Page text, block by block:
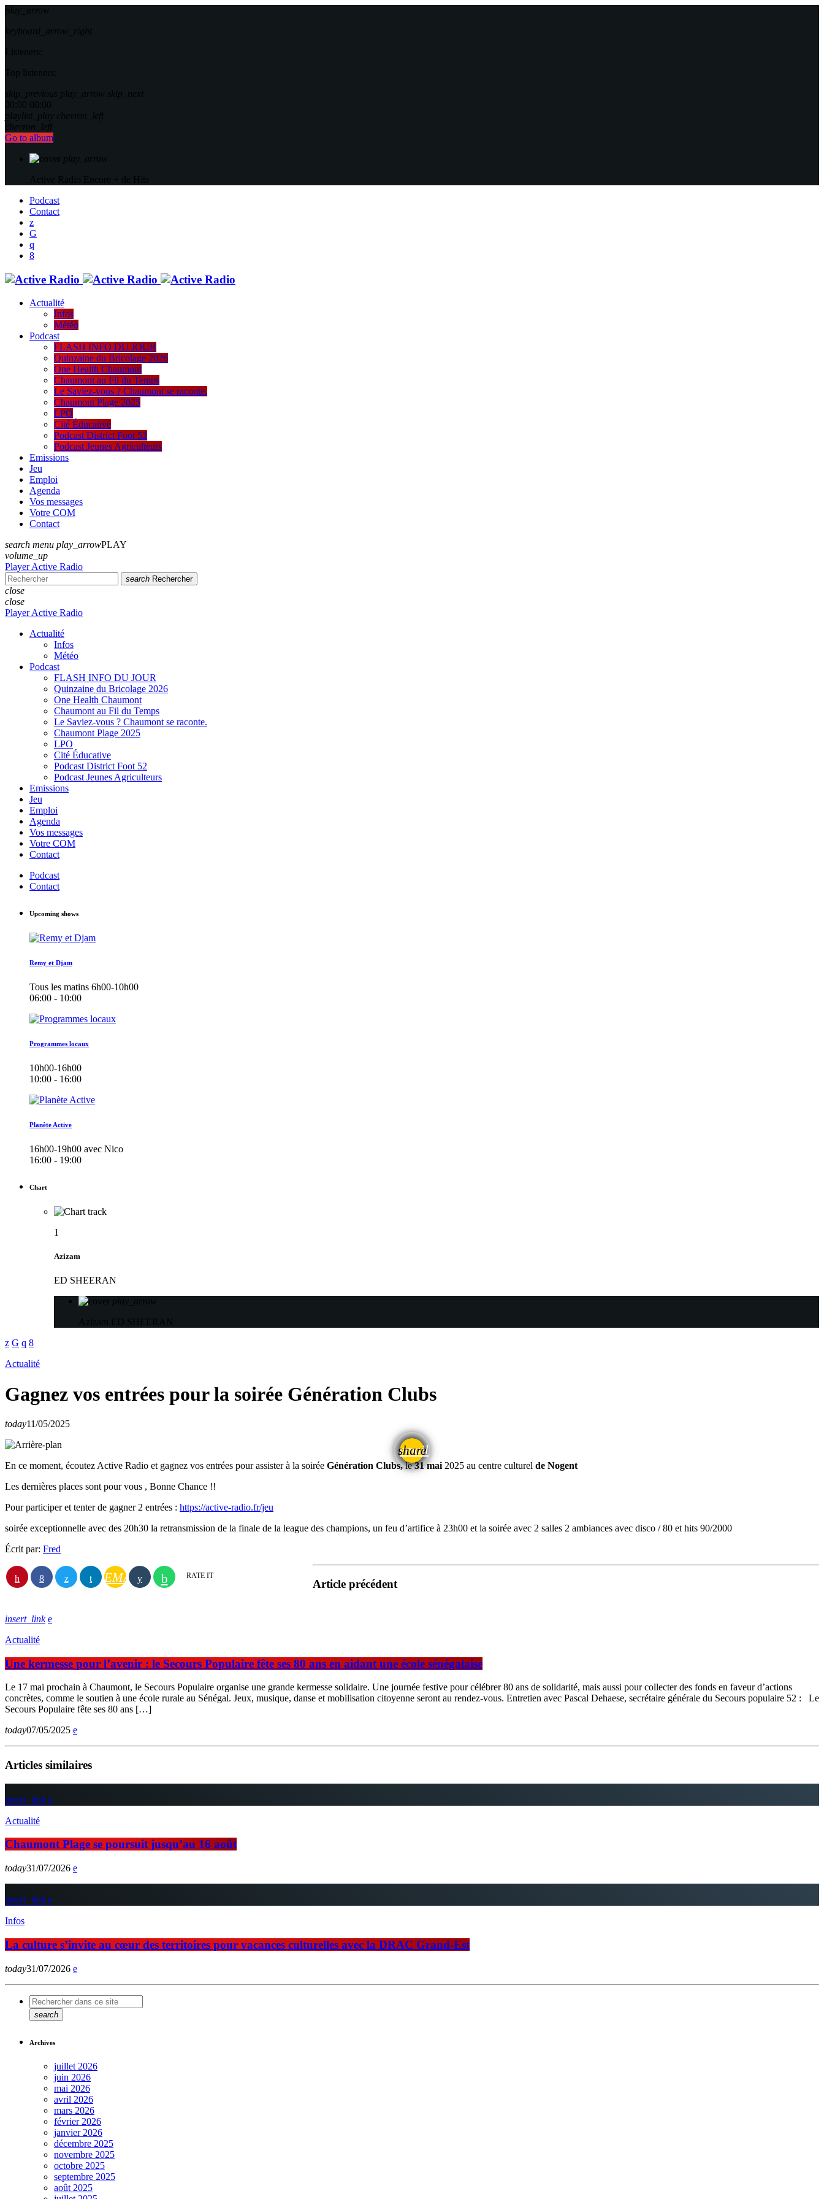
play_arrow
keyboard_arrow_right
Listeners:
Top listeners:
skip_previous play_arrow skip_next
00:00 00:00
playlist_play chevron_left
chevron_left
Go to album
play_arrow
Active Radio Encore + de Hits
Podcast
Contact
Actualité
Infos
Météo
Podcast
FLASH INFO DU JOUR
Quinzaine du Bricolage 2026
One Health Chaumont
Chaumont au Fil du Temps
Le Saviez-vous ? Chaumont se raconte.
Chaumont Plage 2025
LPO
Cité Éducative
Podcast District Foot 52
Podcast Jeunes Agriculteurs
Emissions
Jeu
Emploi
Agenda
Vos messages
Votre COM
Contact
search menu play_arrowPLAY
volume_up
Player Active Radio
search Rechercher
close
close
Player Active Radio
Actualité
Infos
Météo
Podcast
FLASH INFO DU JOUR
Quinzaine du Bricolage 2026
One Health Chaumont
Chaumont au Fil du Temps
Le Saviez-vous ? Chaumont se raconte.
Chaumont Plage 2025
LPO
Cité Éducative
Podcast District Foot 52
Podcast Jeunes Agriculteurs
Emissions
Jeu
Emploi
Agenda
Vos messages
Votre COM
Contact
Podcast
Contact
Upcoming shows
Remy et Djam
Tous les matins 6h00-10h00
06:00 - 10:00
Programmes locaux
10h00-16h00
10:00 - 16:00
Planète Active
16h00-19h00 avec Nico
16:00 - 19:00
Chart
1
Azizam
ED SHEERAN
play_arrow
Azizam
ED SHEERAN
Actualité
Gagnez vos entrées pour la soirée Génération Clubs
today11/05/2025
share
email
En ce moment, écoutez Active Radio et gagnez vos entrées pour assister à la soirée Génération Clubs,le31 mai 2025 au centre culturel de Nogent
Les dernières places sont pour vous , Bonne Chance !!
Pour participer et tenter de gagner 2 entrées : https://active-radio.fr/jeu
soirée exceptionnelle avec des 20h30 la retransmission de la finale de la league des champions, un feu d’artifice à 23h00 et la soirée avec 2 salles 2 ambiances avec disco / 80 et hits 90/2000
Écrit par: Fred
EMAIL RATE IT
Article précédent
insert_link
Actualité
Une kermesse pour l’avenir : le Secours Populaire fête ses 80 ans en aidant une école sénégalaise
Le 17 mai prochain à Chaumont, le Secours Populaire organise une grande kermesse solidaire. Une journée festive pour célébrer 80 ans de solidarité, mais aussi pour collecter des fonds en faveur d’actions
concrètes, comme le soutien à une école rurale au Sénégal. Jeux, musique, danse et mobilisation citoyenne seront au rendez-vous. Entretien avec Pascal Dehaese, secrétaire générale du Secours populaire 52 : Le
Secours Populaire fête ses 80 ans […]
today07/05/2025
Articles similaires
insert_link
Actualité
Chaumont Plage se poursuit jusqu’au 16 août
today31/07/2026
insert_link
Infos
La culture s’invite au cœur des territoires pour vacances culturelles avec la DRAC Grand-Est
today31/07/2026
search
Archives
juillet 2026
juin 2026
mai 2026
avril 2026
mars 2026
février 2026
janvier 2026
décembre 2025
novembre 2025
octobre 2025
septembre 2025
août 2025